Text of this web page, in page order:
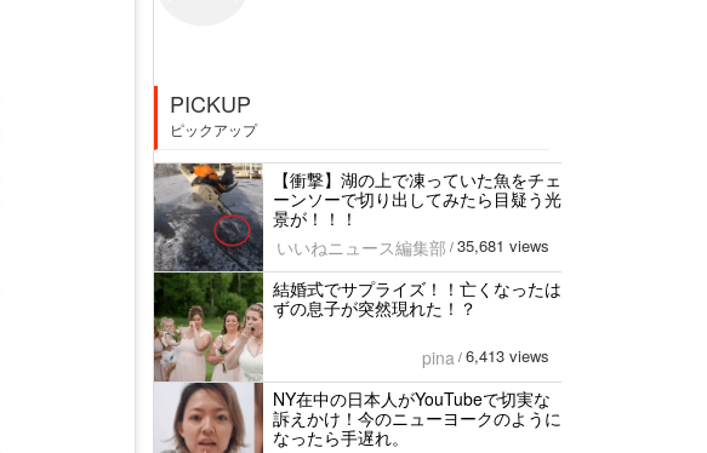
PICKUP
ピックアップ
【衝撃】湖の上で凍っていた魚をチェ
ーンソーで切り出してみたら目疑う光
景が！！！
いいねニュース編集部 / 35,681 views
結婚式でサプライズ！！亡くなったは
ずの息子が突然現れた！？
pina / 6,413 views
NY在中の日本人がYouTubeで切実な
訴えかけ！今のニューヨークのように
なったら手遅れ。